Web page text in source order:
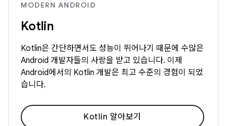
MODERN ANDROID
Kotlin
Kotlin은 간단하면서도 성능이 뛰어나기 때문에 수많은
Android 개발자들의 사랑을 받고 있습니다. 이제
Android에서의 Kotlin 개발은 최고 수준의 경험이 되었
습니다.
Kotlin 알아보기